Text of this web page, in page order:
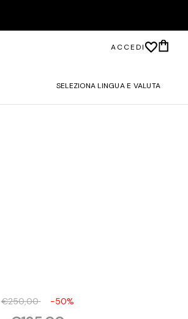
ACCEDI
SELEZIONA LINGUA E VALUTA
€250,00 -50%